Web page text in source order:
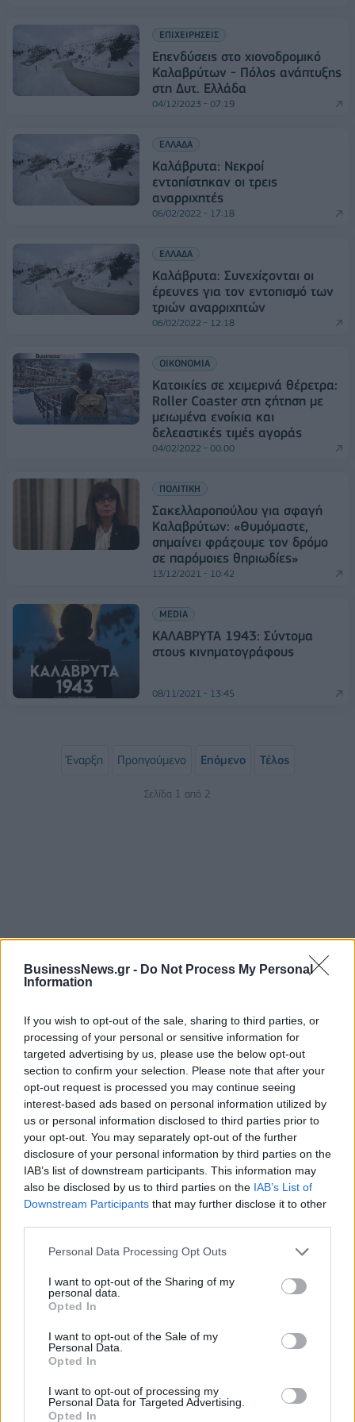
BusinessNews.gr - Do Not Process My Personal
Information
If you wish to opt-out of the sale, sharing to third parties, or
processing of your personal or sensitive information for
targeted advertising by us, please use the below opt-out
section to confirm your selection. Please note that after your
opt-out request is processed you may continue seeing
interest-based ads based on personal information utilized by
us or personal information disclosed to third parties prior to
your opt-out. You may separately opt-out of the further
disclosure of your personal information by third parties on the
IAB’s list of downstream participants. This information may
also be disclosed by us to third parties on the IAB’s List of
Downstream Participants that may further disclose it to other
Personal Data Processing Opt Outs
I want to opt-out of the Sharing of my
personal data.
Opted In
I want to opt-out of the Sale of my
Personal Data.
Opted In
I want to opt-out of processing my
Personal Data for Targeted Advertising.
Opted In
ΕΠΙΧΕΙΡΗΣΕΙΣ
Eπενδύσεις στο χιονοδρομικό
Καλαβρύτων - Πόλος ανάπτυξης
στη Δυτ. Ελλάδα
04/12/2023 - 07:19
ΕΛΛΑΔΑ
Καλάβρυτα: Νεκροί
εντοπίστηκαν οι τρεις
αναρριχητές
06/02/2022 - 17:18
ΕΛΛΑΔΑ
Καλάβρυτα: Συνεχίζονται οι
έρευνες για τον εντοπισμό των
τριών αναρριχητών
06/02/2022 - 12:18
ΟΙΚΟΝΟΜΙΑ
Κατοικίες σε χειμερινά θέρετρα:
Roller Coaster στη ζήτηση με
μειωμένα ενοίκια και
δελεαστικές τιμές αγοράς
04/02/2022 - 00:00
ΠΟΛΙΤΙΚΗ
Σακελλαροπούλου για σφαγή
Καλαβρύτων: «Θυμόμαστε,
σημαίνει φράζουμε τον δρόμο
σε παρόμοιες θηριωδίες»
13/12/2021 - 10:42
MEDIA
ΚΑΛΑΒΡΥΤΑ 1943: Σύντομα
στους κινηματογράφους
08/11/2021 - 13:45
Έναρξη Προηγούμενο Επόμενο Τέλος
Σελίδα 1 από 2
ΡΟΗ ΕΙΔΗΣΕΩΝ
Ο Τραμπ αναδημοσίευσε στο Truth Social
συνέντευξη του Πλεύρη για το μεταναστευτικό
10/08/2026 - 10:54 ΠΟΛΙΤΙΚΗ
Από τη Σπάρτη στη διεθνή ελίτ της γεύσης: Νέες
διακρίσεις για τις ελιές Σακελλαρόπουλου
10/08/2026 - 10:42 ΕΠΙΧΕΙΡΗΣΕΙΣ
ΑΑΔΕ: Φορολογικό «σαφάρι» στις τουριστικές
περιοχές, με οδηγό τις καταγγελίες πολιτών
ΚΑΛΑΣ: Αυξημένα κόστη «ροκάνισαν» την
κερδοφορία - Στόχος για το 2026 η ανάπτυξη και
νέα μονάδα στο Μεσολόγγι
10/08/2026 - 10:10
Εξοικονομώ – Επιχειρώ: Παράταση έως τις 30
Νοεμβρίου για περισσότερες από 400 επιχειρήσεις
10/08/2026 - 09:59
Τουρισμός για Όλους: Kατάθεση αιτήσεων
ανεξάρτητα από το τελευταίο ψηφίο του ΑΦΜ